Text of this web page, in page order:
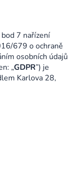
7 nařízení
679 o ochraně
osobních údajů
„GDPR”) je
Karlova 28,